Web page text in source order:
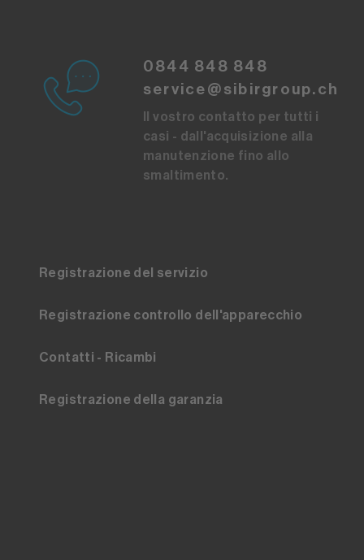
0844 848 848
service@sibirgroup.ch
Il vostro contatto per tutti i
casi - dall'acquisizione alla
manutenzione fino allo
smaltimento.
Registrazione del servizio
Registrazione controllo dell'apparecchio
Contatti - Ricambi
Registrazione della garanzia